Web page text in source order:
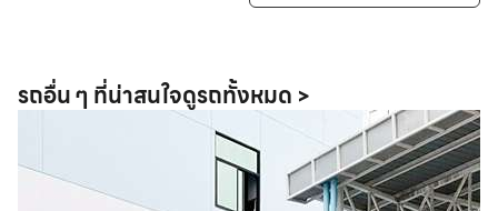
รถอื่น ๆ ที่น่าสนใจดูรถทั้งหมด >